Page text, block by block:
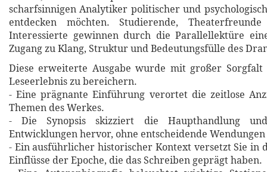
scharfsinnigen Analytiker politischer und
entdecken möchten. Studierende,
Interessierte gewinnen durch die Parallellektüre
Zugang zu Klang, Struktur und Bedeutungsfülle des
Diese erweiterte Ausgabe wurde mit großer
Leseerlebnis zu bereichern.
- Eine prägnante Einführung verortet die zeitlose
Themen des Werkes.
- Die Synopsis skizziert die Haupthandlung
Entwicklungen hervor, ohne entscheidende
- Ein ausführlicher historischer Kontext versetzt Sie in
Einflüsse der Epoche, die das Schreiben geprägt haben.